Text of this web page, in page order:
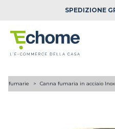
SPEDIZIONE
fumarie Canna fumaria in acciaio Inox